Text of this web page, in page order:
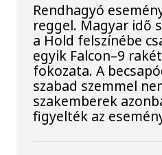
Rendhagyó
reggel. Magyar idő
a Hold felszínébe
egyik Falcon–9
fokozata. A
szabad szemmel
szakemberek
figyelték az